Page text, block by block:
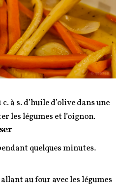
à s. d’huile d’olive dans une
les légumes et l’oignon.
quelques minutes.
au four avec les légumes